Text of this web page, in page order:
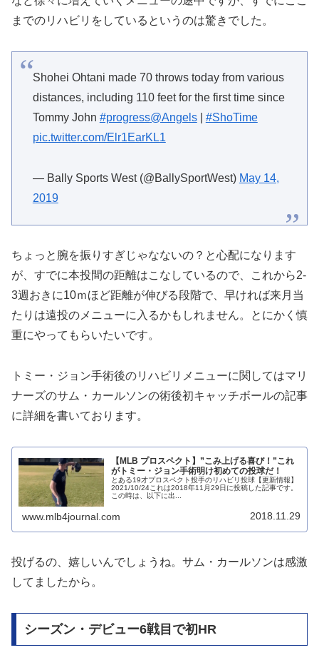
までのリハビリをしているというのは驚きでした。
Shohei Ohtani made 70 throws today from various
distances, including 110 feet for the first time since
Tommy John #progress@Angels| #ShoTime
pic.twitter.com/Elr1EarKL1
— Bally Sports West (@BallySportWest) May 14,
2019
ちょっと腕を振りすぎじゃなないの？と心配になります
が、すでに本投間の距離はこなしているので、これから2-
3週おきに10ｍほど距離が伸びる段階で、早ければ来月当
たりは遠投のメニューに入るかもしれません。とにかく慎
重にやってもらいたいです。
トミー・ジョン手術後のリハビリメニューに関してはマリ
ナーズのサム・カールソンの術後初キャッチボールの記事
に詳細を書いております。
【MLB プロスペクト】”こみ上げる喜び！”これ
がトミー・ジョン手術明け初めての投球だ！
とある19才プロスペクト投手のリハビリ投球【更新情報】
2021/10/24これは2018年11月29日に投稿した記事です。
この時は、以下に出...
www.mlb4journal.com 2018.11.29
投げるの、嬉しいんでしょうね。サム・カールソンは感激
してましたから。
シーズン・デビュー6戦目で初HR